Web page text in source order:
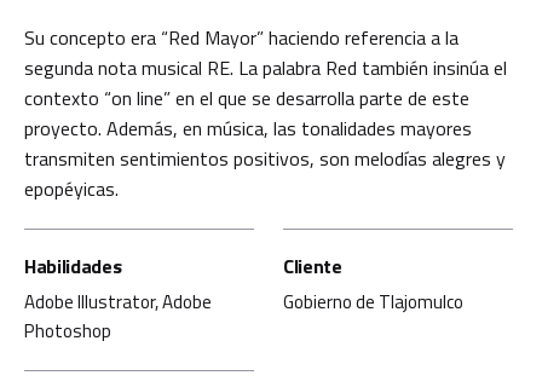
Su concepto era “Red Mayor” haciendo referencia a la
segunda nota musical RE. La palabra Red también insinúa el
contexto “on line” en el que se desarrolla parte de este
proyecto. Además, en música, las tonalidades mayores
transmiten sentimientos positivos, son melodías alegres y
epopéyicas.
Habilidades
Adobe Illustrator, Adobe
Photoshop
Cliente
Gobierno de Tlajomulco